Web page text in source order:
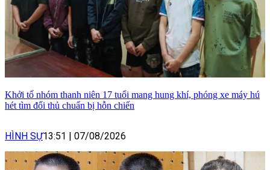
Khởi tố nhóm thanh niên 17 tuổi mang hung khí, phóng xe máy hú
hét tìm đối thủ chuẩn bị hỗn chiến
HÌNH SỰ13:51 07/08/2026